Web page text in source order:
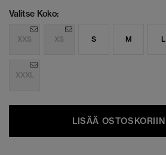
Valitse Koko:
XXS XS S M L
XXXL
LISÄÄ OSTOSKORIIN